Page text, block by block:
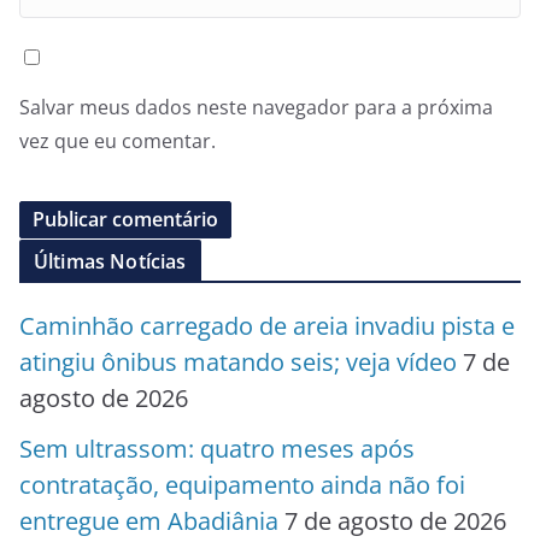
Salvar meus dados neste navegador para a próxima
vez que eu comentar.
Últimas Notícias
Caminhão carregado de areia invadiu pista e
atingiu ônibus matando seis; veja vídeo 7 de
agosto de 2026
Sem ultrassom: quatro meses após
contratação, equipamento ainda não foi
entregue em Abadiânia 7 de agosto de 2026